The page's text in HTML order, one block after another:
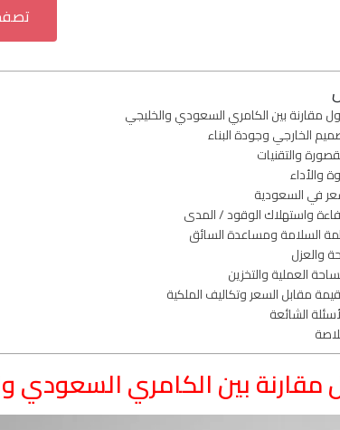
مقارنة بين الكامري السعودي والخليجي
الخارجي وجودة البناء
والتقنيات
والأداء
في السعودية
واستهلاك الوقود / المدى
السلامة ومساعدة السائق
والعزل
العملية والتخزين
مقابل السعر وتكاليف الملكية
الشائعة
مقارنة بين الكامري السعودي